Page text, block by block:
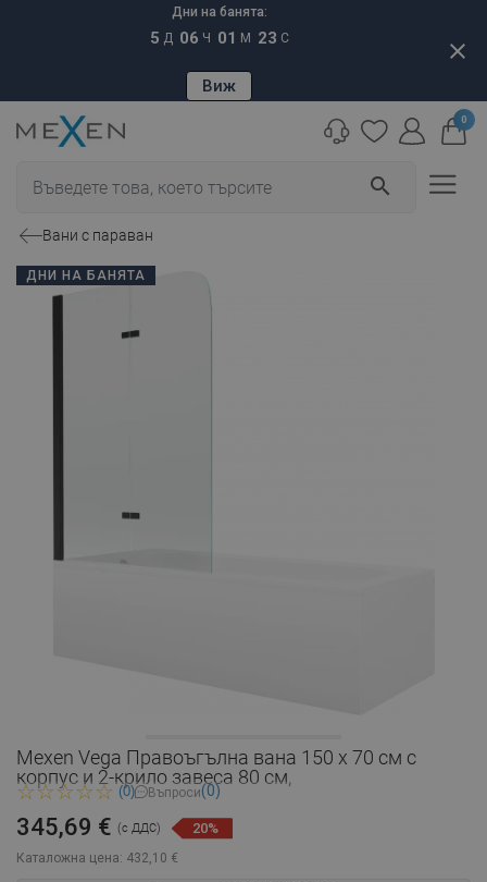
Дни на банята:
5 Д 06 Ч 01 М 22 С
Виж
close
search
0
Вани с параван
ДНИ НА БАНЯТА
Mexen Vega Правоъгълна вана 150 x 70 см с
корпус и 2-крило завеса 80 см,
(0) Въпроси(0)
Каталожна цена: 432,10 €
345,69 € (с ДДС) 20%